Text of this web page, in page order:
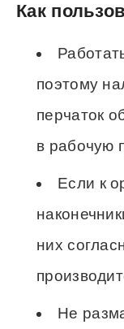
Как
поэтому
перчаток
в рабочую
Если к
них
Не